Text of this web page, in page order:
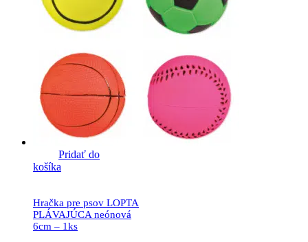
Pridať do
košíka
Hračka pre psov LOPTA
PLÁVAJÚCA neónová
6cm – 1ks